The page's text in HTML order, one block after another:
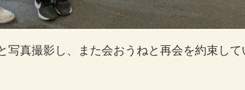
真撮影し、また会おうねと再会を約束して